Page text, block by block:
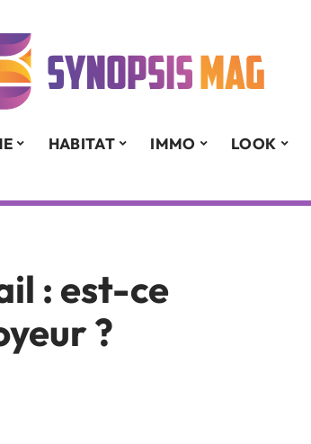
HABITAT IMMO LOOK
: est-ce
?